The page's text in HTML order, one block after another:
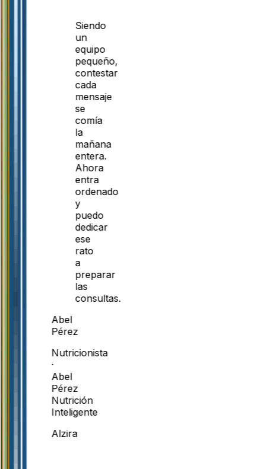
Siendo
un
equipo
pequeño,
contestar
cada
mensaje
se
comía
la
mañana
entera.
Ahora
entra
ordenado
y
puedo
dedicar
ese
rato
a
preparar
las
consultas.
Abel
Pérez
Nutricionista
·
Abel
Pérez
Nutrición
Inteligente
Alzira